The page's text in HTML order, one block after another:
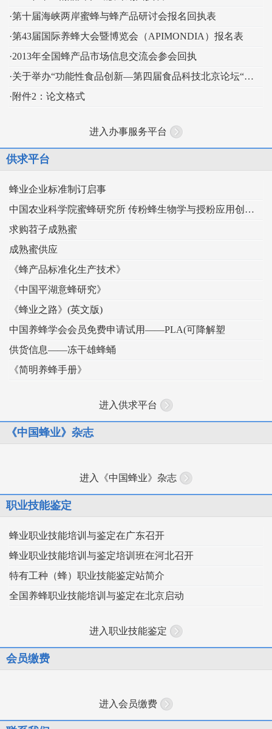
·第十届海峡两岸蜜蜂与蜂产品研讨会报名回执表
·第43届国际养蜂大会暨博览会（APIMONDIA）报名表
·2013年全国蜂产品市场信息交流会参会回执
·关于举办“功能性食品创新—第四届食品科技北京论坛“的通知
·附件2：论文格式
进入办事服务平台
供求平台
蜂业企业标准制订启事
中国农业科学院蜜蜂研究所 传粉蜂生物学与授粉应用创新团队
求购苕子成熟蜜
成熟蜜供应
《蜂产品标准化生产技术》
《中国平湖意蜂研究》
《蜂业之路》(英文版)
中国养蜂学会会员免费申请试用——PLA(可降解塑
供货信息——冻干雄蜂蛹
《简明养蜂手册》
进入供求平台
《中国蜂业》杂志
进入《中国蜂业》杂志
职业技能鉴定
蜂业职业技能培训与鉴定在广东召开
蜂业职业技能培训与鉴定培训班在河北召开
特有工种（蜂）职业技能鉴定站简介
全国养蜂职业技能培训与鉴定在北京启动
进入职业技能鉴定
会员缴费
进入会员缴费